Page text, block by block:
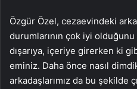
Özgür Özel, cezaevindeki
durumlarının çok iyi
dışarıya, içeriye girerken ki
eminiz. Daha önce nasıl
arkadaşlarımız da bu şekilde